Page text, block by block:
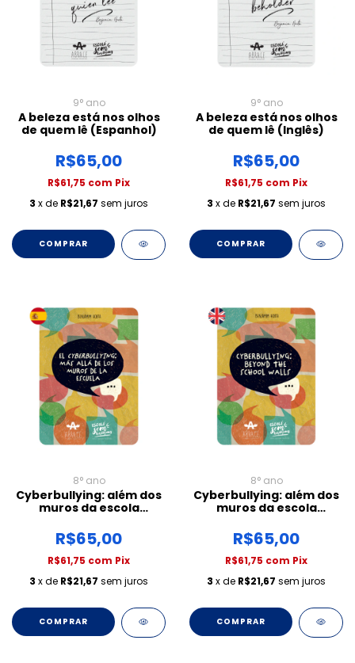
9° ano
A beleza está nos olhos
de quem lê (Espanhol)
R$65,00
R$61,75 com Pix
3 x de R$21,67 sem juros
COMPRAR
9° ano
A beleza está nos olhos
de quem lê (Inglês)
R$65,00
R$61,75 com Pix
3 x de R$21,67 sem juros
COMPRAR
8° ano
Cyberbullying: além dos
muros da escola
R$65,00
R$61,75 com Pix
3 x de R$21,67 sem juros
COMPRAR
8° ano
Cyberbullying: além dos
muros da escola
R$65,00
R$61,75 com Pix
3 x de R$21,67 sem juros
COMPRAR